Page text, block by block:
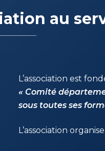
au
L’association est
« Comité
sous toutes ses
L’association